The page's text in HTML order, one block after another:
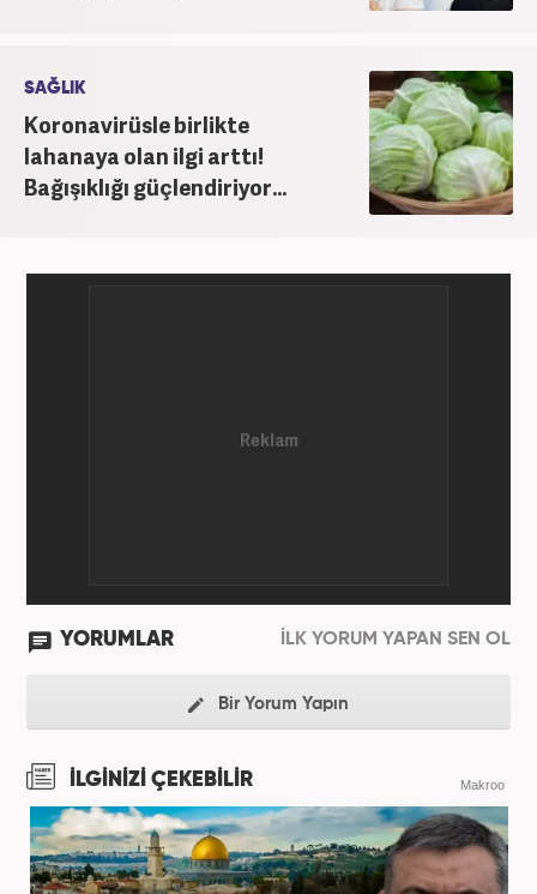
SAĞLIK
Koronavirüsle birlikte
lahanaya olan ilgi arttı!
Bağışıklığı güçlendiriyor...
YORUMLAR İLK YORUM YAPAN SEN OL
Bir Yorum Yapın
İLGİNİZİ ÇEKEBİLİR Makroo